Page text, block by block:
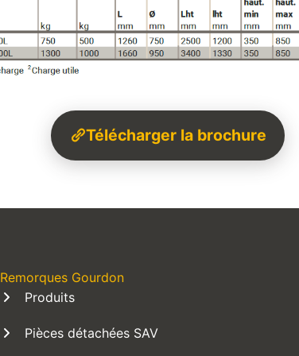
Télécharger la brochure
Remorques Gourdon
Produits
Pièces détachées SAV